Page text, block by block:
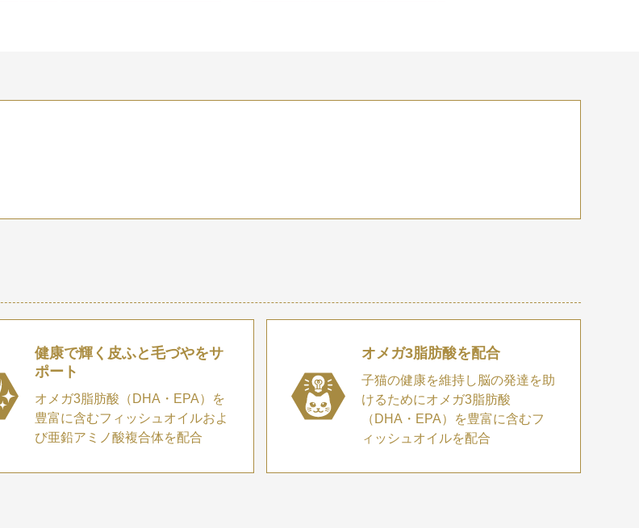
健康で輝く皮ふと毛づやをサ
ポート
オメガ3脂肪酸（DHA・EPA）を
豊富に含むフィッシュオイルおよ
び亜鉛アミノ酸複合体を配合
オメガ3脂肪酸を配合
子猫の健康を維持し脳の発達を助
けるためにオメガ3脂肪酸
（DHA・EPA）を豊富に含むフ
ィッシュオイルを配合